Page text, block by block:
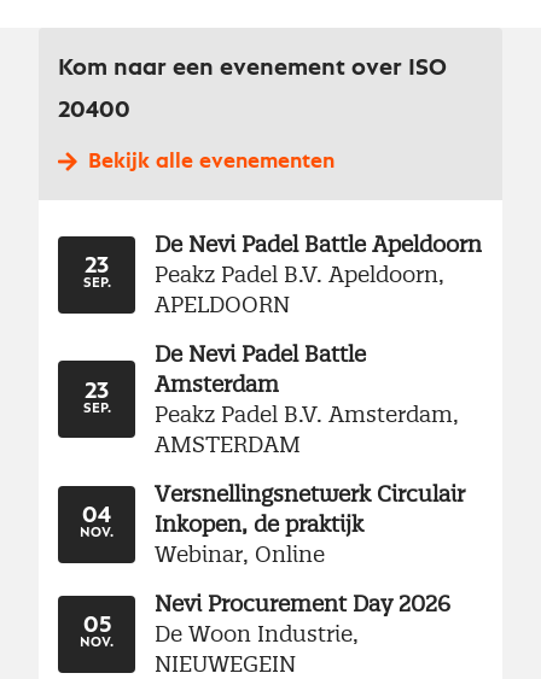
Kom naar een evenement over ISO
20400
Bekijk alle evenementen
23
SEP.
De Nevi Padel Battle Apeldoorn
Peakz Padel B.V. Apeldoorn,
APELDOORN
23
SEP.
De Nevi Padel Battle
Amsterdam
Peakz Padel B.V. Amsterdam,
AMSTERDAM
04
NOV.
Versnellingsnetwerk Circulair
Inkopen, de praktijk
Webinar, Online
05
NOV.
Nevi Procurement Day 2026
De Woon Industrie,
NIEUWEGEIN